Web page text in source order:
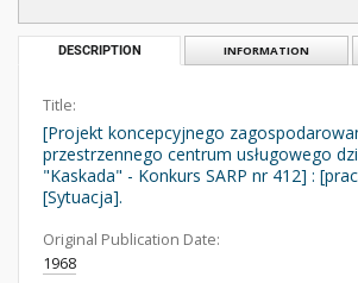
DESCRIPTION INFORMATION
Title:
[Projekt koncepcyjnego
przestrzennego centrum usługowego
"Kaskada" - Konkurs SARP nr 412] :
[Sytuacja].
Original Publication Date:
1968